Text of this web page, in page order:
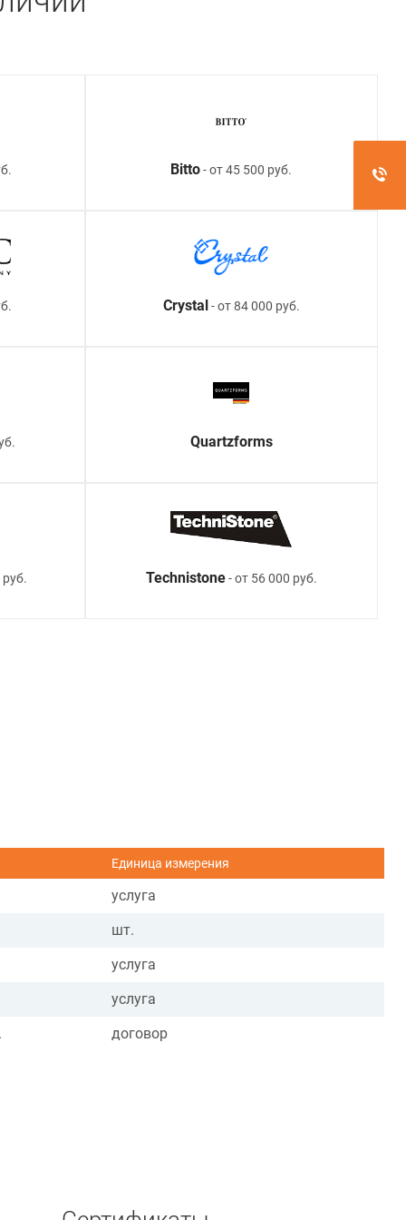
Bitto- от 45 500 руб.
Crystal - от 84 000 руб.
Quartzforms
Technistone- от 56 000 руб.
Единица измерения
услуга
шт.
услуга
услуга
договор